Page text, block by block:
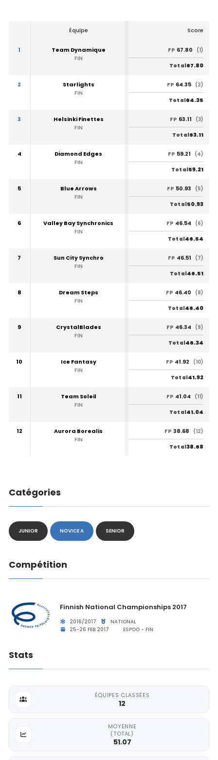
Équipe Score
1
Team Dynamique
FIN
FP 67.80 (1)
Total67.80
2
Starlights
FIN
FP 64.35 (2)
Total64.35
3
Helsinki Finettes
FIN
FP 63.11 (3)
Total63.11
4
Diamond Edges
FIN
FP 59.21 (4)
Total59.21
5
Blue Arrows
FIN
FP 50.93 (5)
Total50.93
6
Valley Bay Synchronics
FIN
FP 46.54 (6)
Total46.54
7
Sun City Synchro
FIN
FP 46.51 (7)
Total46.51
8
Dream Steps
FIN
FP 46.40 (8)
Total46.40
9
CrystalBlades
FIN
FP 46.34 (9)
Total46.34
10
Ice Fantasy
FIN
FP 41.92 (10)
Total41.92
11
Team Soleil
FIN
FP 41.04 (11)
Total41.04
12
Aurora Borealis
FIN
FP 38.68 (12)
Total38.68
Catégories
JUNIOR NOVICE A SENIOR
Compétition
Finnish National Championships 2017
2016/2017
NATIONAL
25-26 FEB 2017
ESPOO - FIN
Stats
ÉQUIPES CLASSÉES
12
MOYENNE
(TOTAL)
51.07